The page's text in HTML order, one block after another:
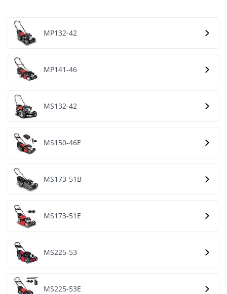
MP132-42
MP141-46
MS132-42
MS150-46E
MS173-51B
MS173-51E
MS225-53
MS225-53E